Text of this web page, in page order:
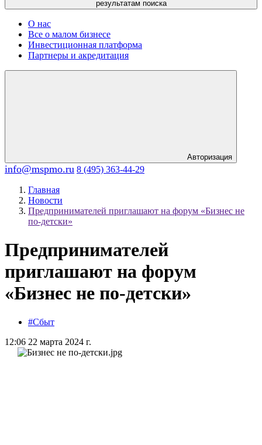
результатам поиска
О нас
Все о малом бизнесе
Инвестиционная платформа
Партнеры и акредитация
Авторизация
info@mspmo.ru 8 (495) 363-44-29
Главная
Новости
Предпринимателей приглашают на форум «Бизнес не
по-детски»
Предпринимателей
приглашают на форум
«Бизнес не по-детски»
#Сбыт
12:06 22 марта 2024 г.